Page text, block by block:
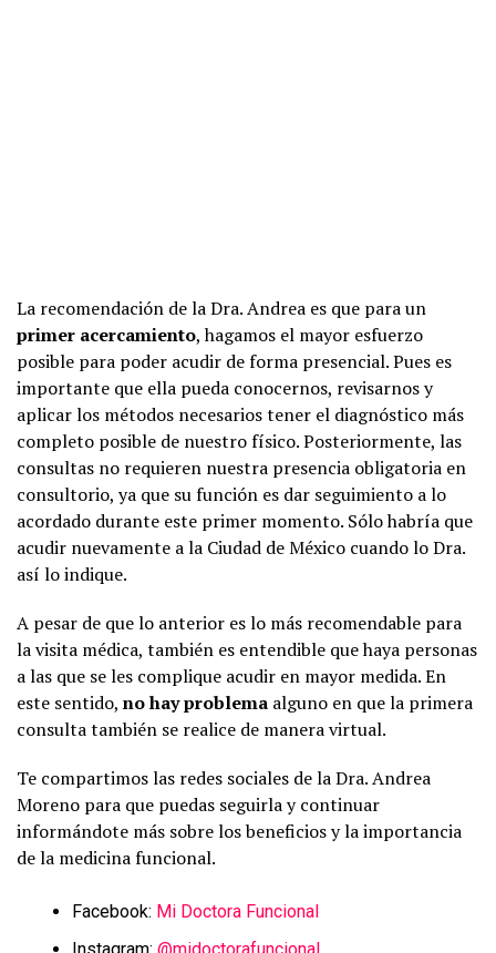
La recomendación de la Dra. Andrea es que para un
primer acercamiento, hagamos el mayor esfuerzo
posible para poder acudir de forma presencial. Pues es
importante que ella pueda conocernos, revisarnos y
aplicar los métodos necesarios tener el diagnóstico más
completo posible de nuestro físico. Posteriormente, las
consultas no requieren nuestra presencia obligatoria en
consultorio, ya que su función es dar seguimiento a lo
acordado durante este primer momento. Sólo habría que
acudir nuevamente a la Ciudad de México cuando lo Dra.
así lo indique.
A pesar de que lo anterior es lo más recomendable para
la visita médica, también es entendible que haya personas
a las que se les complique acudir en mayor medida. En
este sentido, no hay problema alguno en que la primera
consulta también se realice de manera virtual.
Te compartimos las redes sociales de la Dra. Andrea
Moreno para que puedas seguirla y continuar
informándote más sobre los beneficios y la importancia
de la medicina funcional.
Facebook: Mi Doctora Funcional